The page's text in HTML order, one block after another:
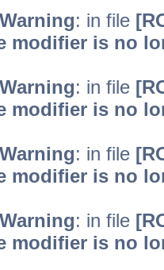
: in file
modifier is no
: in file
modifier is no
: in file
modifier is no
: in file
modifier is no